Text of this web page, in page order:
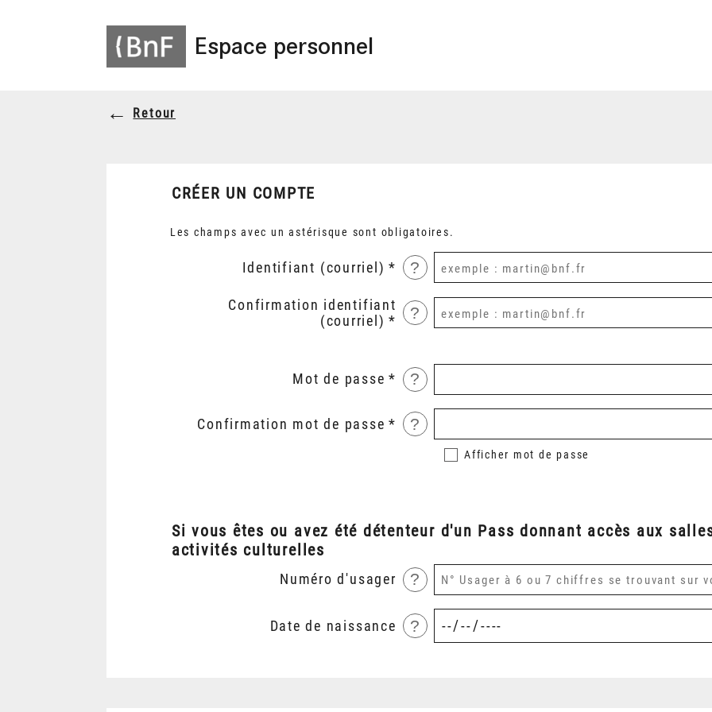
Espace personnel
Retour
CRÉER UN COMPTE
Les champs avec un astérisque sont obligatoires.
Identifiant (courriel) ?
Confirmation identifiant
(courriel)
?
Mot de passe ?
Confirmation mot de passe ?
Afficher mot de passe
Si vous êtes ou avez été détenteur d'un Pass donnant accès aux
activités culturelles
Numéro d'usager ?
Date de naissance ?